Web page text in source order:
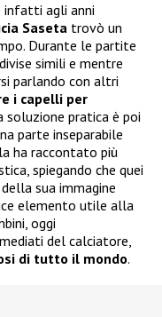
infatti agli anni
Saseta trovò un
Durante le partite
simili e mentre
parlando con altri
i capelli per
soluzione pratica è poi
parte inseparabile
ha raccontato più
spiegando che quei
sua immagine
elemento utile alla
oggi
del calciatore,
di tutto il mondo.